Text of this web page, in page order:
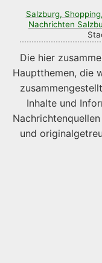
Salzburg,
Nachrichten
Die hier
Hauptthemen, die
Inhalte und
und